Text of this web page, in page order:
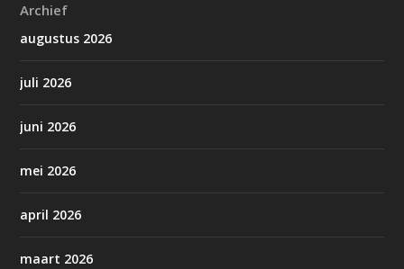
Archief
augustus 2026
juli 2026
juni 2026
mei 2026
april 2026
maart 2026